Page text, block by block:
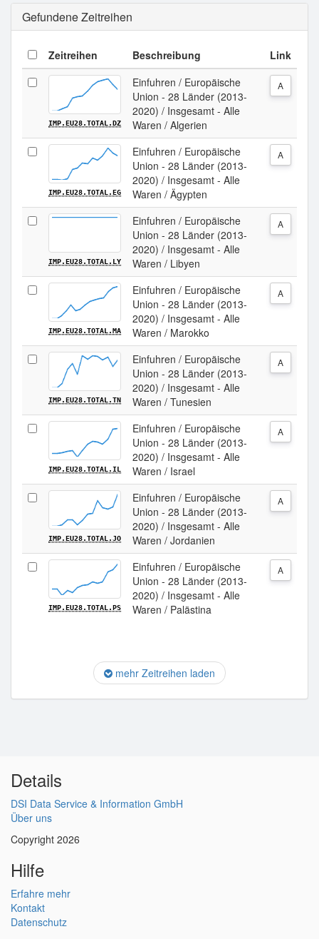
Gefundene Zeitreihen
Zeitreihen Beschreibung Link
IMP.EU28.TOTAL.DZ
Einfuhren / Europäische
Union - 28 Länder (2013-
2020) / Insgesamt - Alle
Waren / Algerien
A
IMP.EU28.TOTAL.EG
Einfuhren / Europäische
Union - 28 Länder (2013-
2020) / Insgesamt - Alle
Waren / Ägypten
A
IMP.EU28.TOTAL.LY
Einfuhren / Europäische
Union - 28 Länder (2013-
2020) / Insgesamt - Alle
Waren / Libyen
A
IMP.EU28.TOTAL.MA
Einfuhren / Europäische
Union - 28 Länder (2013-
2020) / Insgesamt - Alle
Waren / Marokko
A
IMP.EU28.TOTAL.TN
Einfuhren / Europäische
Union - 28 Länder (2013-
2020) / Insgesamt - Alle
Waren / Tunesien
A
IMP.EU28.TOTAL.IL
Einfuhren / Europäische
Union - 28 Länder (2013-
2020) / Insgesamt - Alle
Waren / Israel
A
IMP.EU28.TOTAL.JO
Einfuhren / Europäische
Union - 28 Länder (2013-
2020) / Insgesamt - Alle
Waren / Jordanien
A
IMP.EU28.TOTAL.PS
Einfuhren / Europäische
Union - 28 Länder (2013-
2020) / Insgesamt - Alle
Waren / Palästina
A
mehr Zeitreihen laden
Details
DSI Data Service & Information GmbH
Über uns
Copyright 2026
Hilfe
Erfahre mehr
Kontakt
Datenschutz